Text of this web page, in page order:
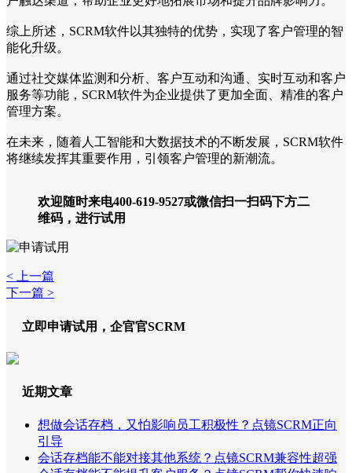
综上所述，SCRM软件以其独特的优势，实现了客户管理的智
能化升级。
通过社交媒体监测和分析、客户互动和沟通、实时互动和客户
服务等功能，SCRM软件为企业提供了更加全面、精准的客户
管理方案。
在未来，随着人工智能和大数据技术的不断发展，SCRM软件
将继续发挥其重要作用，引领客户管理的新潮流。
欢迎随时来电400-619-9527或微信扫一扫码下方二
维码，进行试用
< 上一篇
下一篇 >
立即申请试用，企官官SCRM
近期文章
想做会话存档，又怕影响员工积极性？点镜SCRM正向
引导
会话存档能不能对接其他系统？点镜SCRM兼容性超强